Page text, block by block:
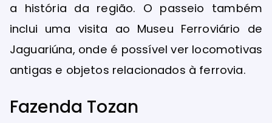
a história da região. O passeio também
inclui uma visita ao Museu Ferroviário de
Jaguariúna, onde é possível ver locomotivas
antigas e objetos relacionados à ferrovia.
Fazenda Tozan